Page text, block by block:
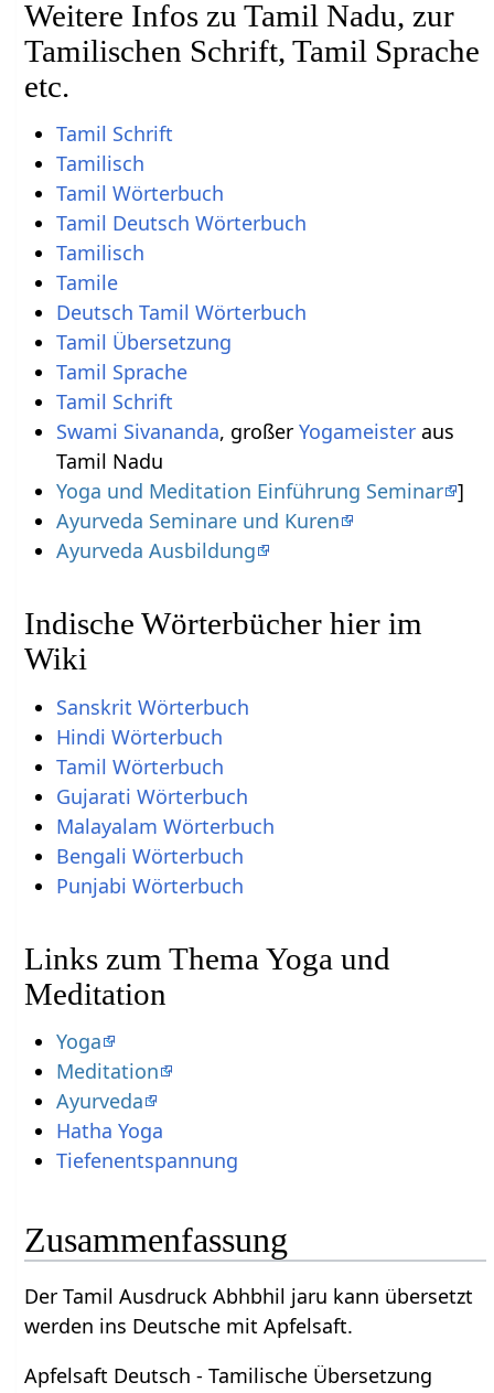
Weitere Infos zu Tamil Nadu, zur
Tamilischen Schrift, Tamil Sprache
etc.
Tamil Schrift
Tamilisch
Tamil Wörterbuch
Tamil Deutsch Wörterbuch
Tamilisch
Tamile
Deutsch Tamil Wörterbuch
Tamil Übersetzung
Tamil Sprache
Tamil Schrift
Swami Sivananda, großer Yogameisteraus
Tamil Nadu
Yoga und Meditation Einführung Seminar ]
Ayurveda Seminare und Kuren
Ayurveda Ausbildung
Indische Wörterbücher hier im
Wiki
Sanskrit Wörterbuch
Hindi Wörterbuch
Tamil Wörterbuch
Gujarati Wörterbuch
Malayalam Wörterbuch
Bengali Wörterbuch
Punjabi Wörterbuch
Links zum Thema Yoga und
Meditation
Yoga
Meditation
Ayurveda
Hatha Yoga
Tiefenentspannung
Zusammenfassung
Der Tamil Ausdruck Abhbhil jaru kann übersetzt
werden ins Deutsche mit Apfelsaft.
Apfelsaft Deutsch - Tamilische Übersetzung